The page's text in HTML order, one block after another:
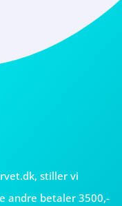
stiller vi
andre betaler 3500,-